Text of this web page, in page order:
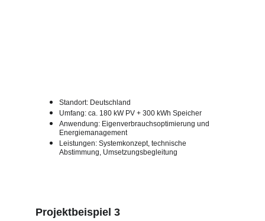
Standort: Deutschland
Umfang: ca. 180 kW PV + 300 kWh Speicher
Anwendung: Eigenverbrauchsoptimierung und
Energiemanagement
Leistungen: Systemkonzept, technische
Abstimmung, Umsetzungsbegleitung
Projektbeispiel 3